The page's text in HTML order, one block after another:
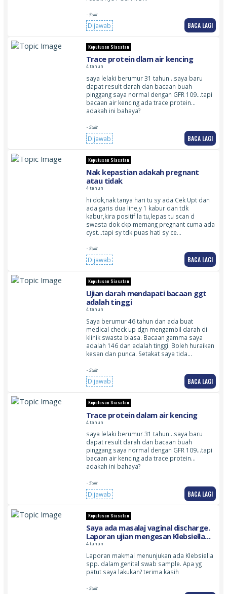
- Sulit
Dijawab BACA LAGI
Keputusan Siasatan
Trace protein dlam air kencing
4 tahun
saya lelaki berumur 31 tahun…saya baru
dapat result darah dan bacaan buah
pinggang saya normal dengan GFR 109…tapi
bacaan air kencing ada trace protein…
adakah ini bahaya?
- Sulit
Dijawab BACA LAGI
Keputusan Siasatan
Nak kepastian adakah pregnant
atau tidak
4 tahun
hi dok,nak tanya hari tu sy ada Cek Upt dan
ada garis dua line,y 1 kabur dan tdk
kabur,kira positif la tu,lepas tu scan d
swasta dok ckp memang pregnant cuma ada
cyst…tapi sy tdk puas hati sy ce…
- Sulit
Dijawab BACA LAGI
Keputusan Siasatan
Ujian darah mendapati bacaan ggt
adalah tinggi
4 tahun
Saya berumur 46 tahun dan ada buat
medical check up dgn mengambil darah di
klinik swasta biasa. Bacaan gamma saya
adalah 146 dan adalah tinggi. Boleh huraikan
kesan dan punca. Setakat saya tida…
- Sulit
Dijawab BACA LAGI
Keputusan Siasatan
Trace protein dalam air kencing
4 tahun
saya lelaki berumur 31 tahun…saya baru
dapat result darah dan bacaan buah
pinggang saya normal dengan GFR 109…tapi
bacaan air kencing ada trace protein…
adakah ini bahaya?
- Sulit
Dijawab BACA LAGI
Keputusan Siasatan
Saya ada masalaj vaginal discharge.
Laporan ujian mengesan Klebsiella
spp
4 tahun
Laporan makmal menunjukan ada Klebsiella
spp. dalam genital swab sample. Apa yg
patut saya lakukan? terima kasih
- Sulit